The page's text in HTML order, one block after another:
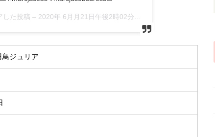
した投稿 – 2020年 6月月21日午後2時02分PDT
ジュリア